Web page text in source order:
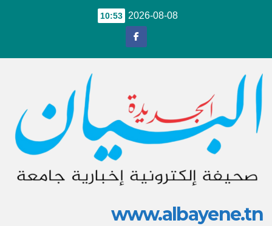
2026-08-08
10:53
www.albayene.tn